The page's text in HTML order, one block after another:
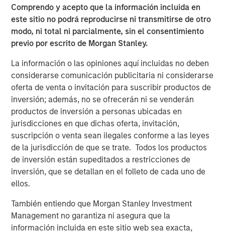
Comprendo y acepto que la información incluida en
este sitio no podrá reproducirse ni transmitirse de otro
modo, ni total ni parcialmente, sin el consentimiento
previo por escrito de Morgan Stanley.
La información o las opiniones aquí incluidas no deben
considerarse comunicación publicitaria ni considerarse
oferta de venta o invitación para suscribir productos de
inversión; además, no se ofrecerán ni se venderán
productos de inversión a personas ubicadas en
jurisdicciones en que dichas oferta, invitación,
suscripción o venta sean ilegales conforme a las leyes
de la jurisdicción de que se trate. Todos los productos
de inversión están supeditados a restricciones de
inversión, que se detallan en el folleto de cada uno de
ellos.
También entiendo que Morgan Stanley Investment
Management no garantiza ni asegura que la
información incluida en este sitio web sea exacta,
backdrop, real estate fundamentals continue to improve,
particularly for sectors supported by long-term structural
tailwinds. With 25+ years of investing experience in
Japan, we believe MSREI is well positioned to leverage its
opportunities through long-standing relationships to
successfully invest JSF on behalf of investors.”
“We are extremely pleased with the strong investor
support for JSF both from existing and new investors who
recognize and value MSREI’s long history and deep
expertise in Japan, having deployed more than $10 billion
of equity capital in the country since 1998,” said Toru
Bando, CIO of MSREI and Head of MSREI Asia. “With
domestic capital in Japan increasing allocations to
alternative products, including real estate, and broader
offers investors a differentiated country-specific
investment solution that combines MSREI’s strong local